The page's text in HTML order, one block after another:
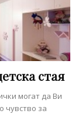
стая
могат да Ви
чувство за